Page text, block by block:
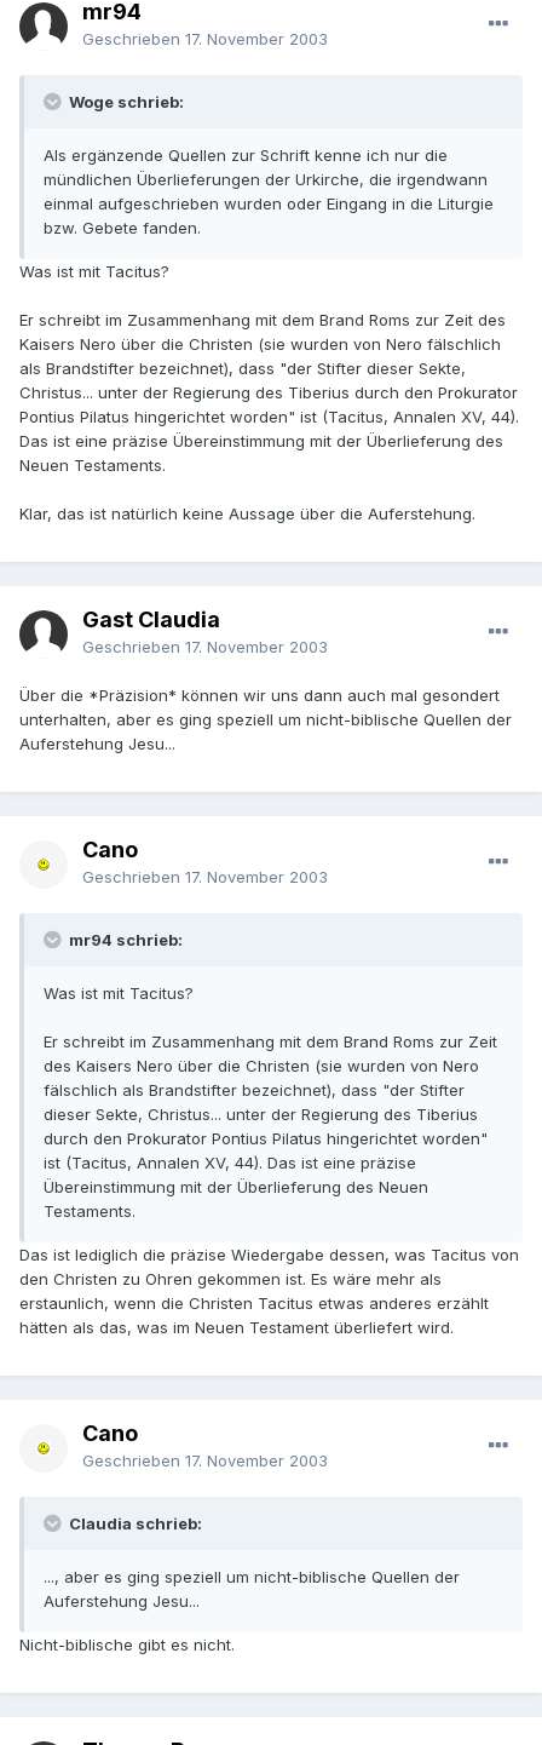
mr94
Geschrieben 17. November 2003
Woge schrieb:
Als ergänzende Quellen zur Schrift kenne ich nur die
mündlichen Überlieferungen der Urkirche, die irgendwann
einmal aufgeschrieben wurden oder Eingang in die Liturgie
bzw. Gebete fanden.
Was ist mit Tacitus?
Er schreibt im Zusammenhang mit dem Brand Roms zur Zeit des
Kaisers Nero über die Christen (sie wurden von Nero fälschlich
als Brandstifter bezeichnet), dass "der Stifter dieser Sekte,
Christus... unter der Regierung des Tiberius durch den Prokurator
Pontius Pilatus hingerichtet worden" ist (Tacitus, Annalen XV, 44).
Das ist eine präzise Übereinstimmung mit der Überlieferung des
Neuen Testaments.
Klar, das ist natürlich keine Aussage über die Auferstehung.
Gast Claudia
Geschrieben 17. November 2003
Über die *Präzision* können wir uns dann auch mal gesondert
unterhalten, aber es ging speziell um nicht-biblische Quellen der
Auferstehung Jesu...
Cano
Geschrieben 17. November 2003
mr94 schrieb:
Was ist mit Tacitus?
Er schreibt im Zusammenhang mit dem Brand Roms zur Zeit
des Kaisers Nero über die Christen (sie wurden von Nero
fälschlich als Brandstifter bezeichnet), dass "der Stifter
dieser Sekte, Christus... unter der Regierung des Tiberius
durch den Prokurator Pontius Pilatus hingerichtet worden"
ist (Tacitus, Annalen XV, 44). Das ist eine präzise
Übereinstimmung mit der Überlieferung des Neuen
Testaments.
Das ist lediglich die präzise Wiedergabe dessen, was Tacitus von
den Christen zu Ohren gekommen ist. Es wäre mehr als
erstaunlich, wenn die Christen Tacitus etwas anderes erzählt
hätten als das, was im Neuen Testament überliefert wird.
Cano
Geschrieben 17. November 2003
Claudia schrieb:
..., aber es ging speziell um nicht-biblische Quellen der
Auferstehung Jesu...
Nicht-biblische gibt es nicht.